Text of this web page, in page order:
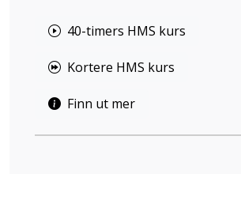
40-timers HMS kurs
Kortere HMS kurs
Finn ut mer